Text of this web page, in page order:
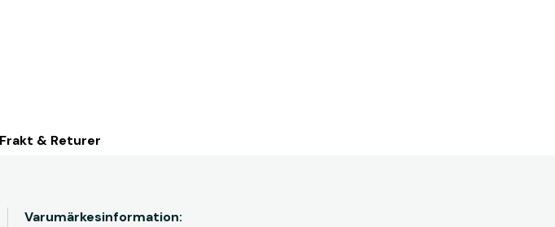
Frakt & Returer
Varumärkesinformation: